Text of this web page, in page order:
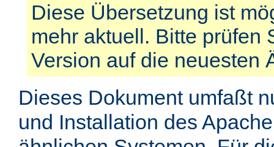
Diese Übersetzung ist
mehr aktuell. Bitte prüfen
Version auf die neuesten
Dieses Dokument umfaßt
und Installation des